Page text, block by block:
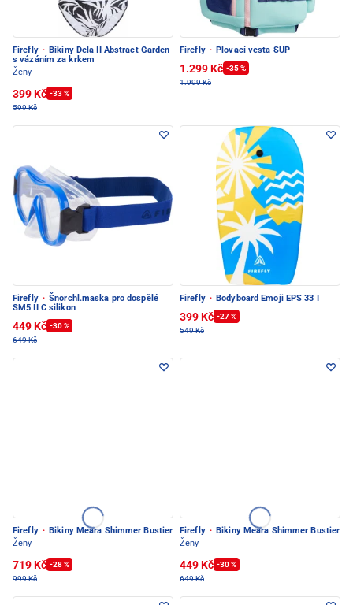
Firefly · Bikiny Dela II Abstract Garden
s vázáním za krkem
Ženy
399 Kč -33 %
599 Kč
Firefly · Plovací vesta SUP
1.299 Kč -35 %
1.999 Kč
Firefly · Šnorchl.maska pro dospělé
SM5 II C silikon
449 Kč -30 %
649 Kč
Firefly · Bodyboard Emoji EPS 33 I
399 Kč -27 %
549 Kč
Firefly · Bikiny Meara Shimmer Bustier
Ženy
719 Kč -28 %
999 Kč
Firefly · Bikiny Meara Shimmer Bustier
Ženy
449 Kč -30 %
649 Kč